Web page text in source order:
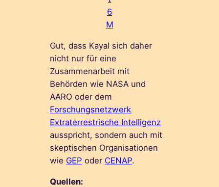
6
M
Gut, dass Kayal sich daher
nicht nur für eine
Zusammenarbeit mit
Behörden wie NASA und
AARO oder dem
Forschungsnetzwerk
Extraterrestrische Intelligenz
ausspricht, sondern auch mit
skeptischen Organisationen
wie GEP oder CENAP.
Quellen: